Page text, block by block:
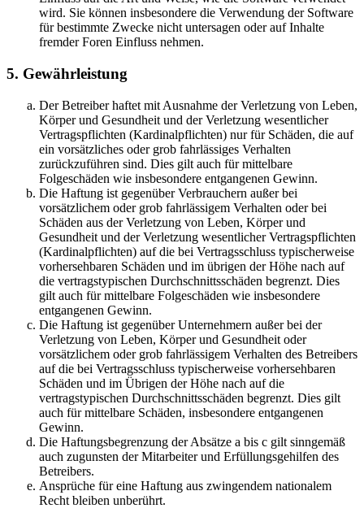
wird. Sie können insbesondere die Verwendung der Software
für bestimmte Zwecke nicht untersagen oder auf Inhalte
fremder Foren Einfluss nehmen.
5. Gewährleistung
Der Betreiber haftet mit Ausnahme der Verletzung von Leben,
Körper und Gesundheit und der Verletzung wesentlicher
Vertragspflichten (Kardinalpflichten) nur für Schäden, die auf
ein vorsätzliches oder grob fahrlässiges Verhalten
zurückzuführen sind. Dies gilt auch für mittelbare
Folgeschäden wie insbesondere entgangenen Gewinn.
Die Haftung ist gegenüber Verbrauchern außer bei
vorsätzlichem oder grob fahrlässigem Verhalten oder bei
Schäden aus der Verletzung von Leben, Körper und
Gesundheit und der Verletzung wesentlicher Vertragspflichten
(Kardinalpflichten) auf die bei Vertragsschluss typischerweise
vorhersehbaren Schäden und im übrigen der Höhe nach auf
die vertragstypischen Durchschnittsschäden begrenzt. Dies
gilt auch für mittelbare Folgeschäden wie insbesondere
entgangenen Gewinn.
Die Haftung ist gegenüber Unternehmern außer bei der
Verletzung von Leben, Körper und Gesundheit oder
vorsätzlichem oder grob fahrlässigem Verhalten des Betreibers
auf die bei Vertragsschluss typischerweise vorhersehbaren
Schäden und im Übrigen der Höhe nach auf die
vertragstypischen Durchschnittsschäden begrenzt. Dies gilt
auch für mittelbare Schäden, insbesondere entgangenen
Gewinn.
Die Haftungsbegrenzung der Absätze a bis c gilt sinngemäß
auch zugunsten der Mitarbeiter und Erfüllungsgehilfen des
Betreibers.
Ansprüche für eine Haftung aus zwingendem nationalem
Recht bleiben unberührt.